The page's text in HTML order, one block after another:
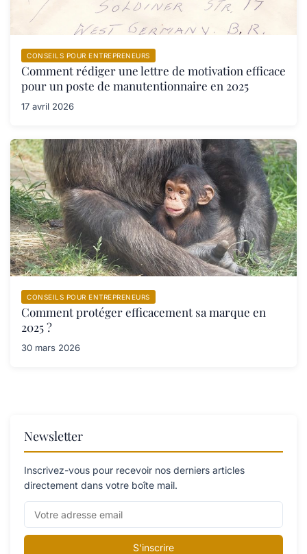
CONSEILS POUR ENTREPRENEURS
Comment rédiger une lettre de motivation efficace
pour un poste de manutentionnaire en 2025
17 avril 2026
CONSEILS POUR ENTREPRENEURS
Comment protéger efficacement sa marque en
2025 ?
30 mars 2026
Newsletter
Inscrivez-vous pour recevoir nos derniers articles
directement dans votre boîte mail.
S'inscrire